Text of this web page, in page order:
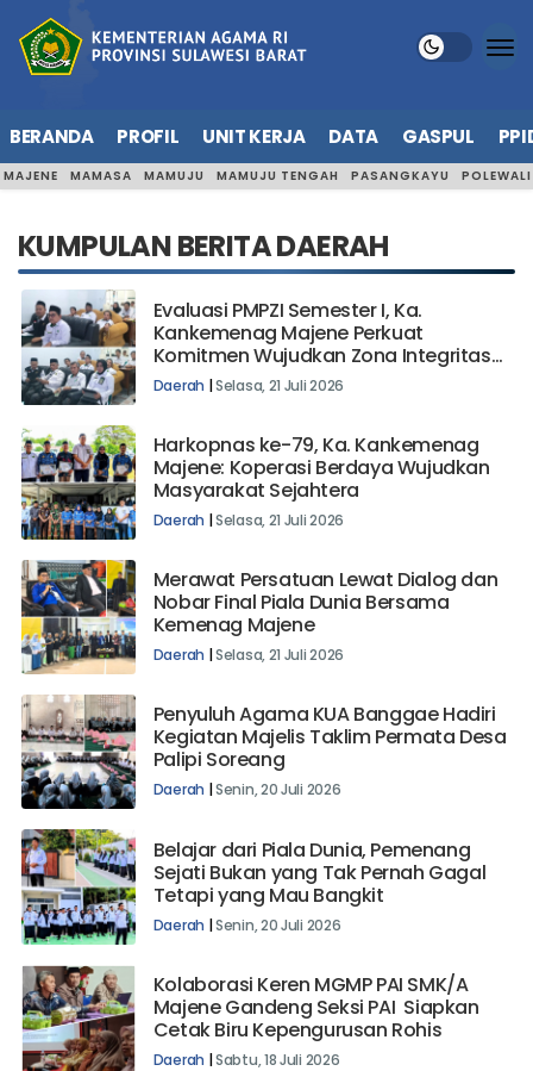
BERANDA PROFIL UNIT KERJA DATA GASPUL
MAJENE MAMASA MAMUJU MAMUJU TENGAH PASANGKAYU
KUMPULAN BERITA DAERAH
Evaluasi PMPZI Semester I, Ka.
Kankemenag Majene Perkuat
Komitmen Wujudkan Zona Integritas
Berdampak
Daerah |Selasa, 21 Juli 2026
Harkopnas ke-79, Ka. Kankemenag
Majene: Koperasi Berdaya Wujudkan
Masyarakat Sejahtera
Daerah |Selasa, 21 Juli 2026
Merawat Persatuan Lewat Dialog dan
Nobar Final Piala Dunia Bersama
Kemenag Majene
Daerah |Selasa, 21 Juli 2026
Penyuluh Agama KUA Banggae Hadiri
Kegiatan Majelis Taklim Permata Desa
Palipi Soreang
Daerah |Senin, 20 Juli 2026
Belajar dari Piala Dunia, Pemenang
Sejati Bukan yang Tak Pernah Gagal
Tetapi yang Mau Bangkit
Daerah |Senin, 20 Juli 2026
Kolaborasi Keren MGMP PAI SMK/A
Majene Gandeng Seksi PAI Siapkan
Cetak Biru Kepengurusan Rohis
Daerah |Sabtu, 18 Juli 2026